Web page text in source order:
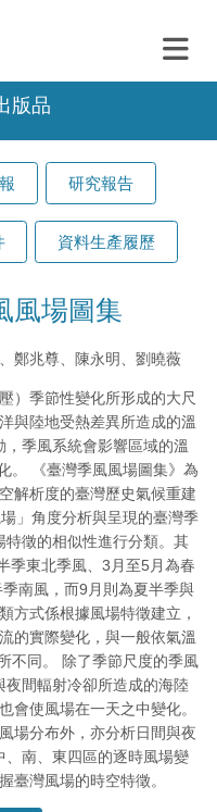
版品
研究報告
資料生產履歷
風場圖集
鄭兆尊、陳永明、劉曉薇
）季節性變化所形成的大尺
與陸地受熱差異所造成的溫
，季風系統會影響區域的溫
。 《臺灣季風風場圖集》為
解析度的臺灣歷史氣候重建
」角度分析與呈現的臺灣季
特徵的相似性進行分類。其
季東北季風、3月至5月為春
南風，而9月則為夏半季與
方式係根據風場特徵建立，
的實際變化，與一般依氣溫
不同。 除了季節尺度的季風
夜間輻射冷卻所造成的海陸
會使風場在一天之中變化。
場分布外，亦分析日間與夜
、南、東四區的逐時風場變
臺灣風場的時空特徵。